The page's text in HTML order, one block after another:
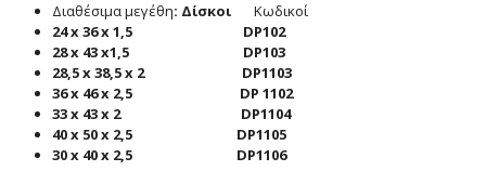
Διαθέσιμα μεγέθη: Δίσκοι
Κωδικοί
24 x 36 x 1,5 DP102
28 x 43 x1,5 DP103
28,5 x 38,5 x 2 DP1103
36 x 46 x 2,5 DP 1102
33 x 43 x 2 DP1104
40 x 50 x 2,5 DP1105
30 x 40 x 2,5 DP1106